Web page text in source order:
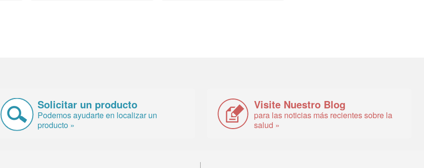
Solicitar un producto
Podemos ayudarte en localizar un
producto »
Visite Nuestro Blog
para las noticias más recientes sobre la
salud »